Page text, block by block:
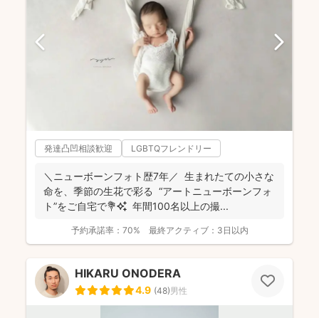
発達凸凹相談歓迎 LGBTQフレンドリー
＼ニューボーンフォト歴7年／ 生まれたての小さな
命を、季節の生花で彩る “アートニューボーンフォ
ト”をご自宅で💐✨ 年間100名以上の撮...
予約承諾率： 70% 最終アクティブ： 3日以内
HIKARU ONODERA
4.9 (48)男性